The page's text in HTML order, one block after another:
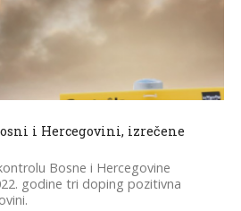
i Hercegovini, izrečene
Bosne i Hercegovine
godine tri doping pozitivna